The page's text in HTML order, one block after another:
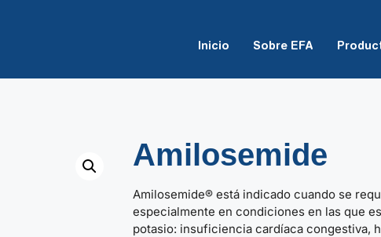
Inicio Sobre EFA
Amilosemide
Amilosemide® está indicado cuando se
especialmente en condiciones en las que
potasio: insuficiencia cardíaca congestiva,